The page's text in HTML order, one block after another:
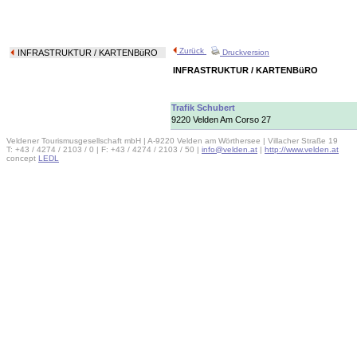
INFRASTRUKTUR / KARTENBüRO Zurück Druckversion
INFRASTRUKTUR / KARTENBüRO
Trafik Schubert
9220 Velden Am Corso 27
Veldener Tourismusgesellschaft mbH | A-9220 Velden am Wörthersee | Villacher Straße 19
T: +43 / 4274 / 2103 / 0 | F: +43 / 4274 / 2103 / 50 | info@velden.at | http://www.velden.at
concept LEDL